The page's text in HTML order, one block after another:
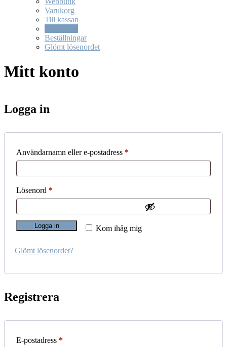
Varukorg
Till kassan
Beställningar
Glömt lösenordet
Mitt konto
Logga in
Användarnamn eller e-postadress *Obligatoriskt
Lösenord *Obligatoriskt
Kom ihåg mig
Logga in
Glömt lösenordet?
Registrera
E-postadress *Obligatoriskt